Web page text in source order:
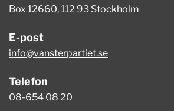
Box 12660, 112 93 Stockholm
E-post
info@vansterpartiet.se
Telefon
08-654 08 20